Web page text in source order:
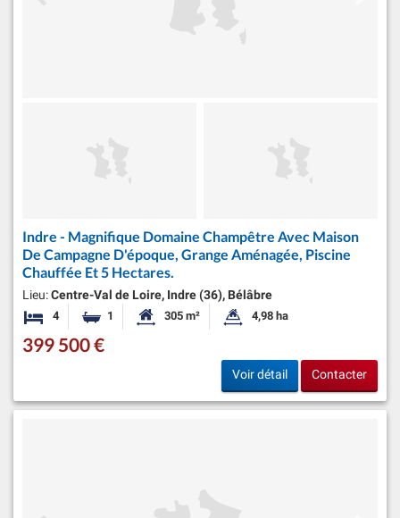
Indre - Magnifique Domaine Champêtre Avec Maison
De Campagne D'époque, Grange Aménagée, Piscine
Chauffée Et 5 Hectares.
Lieu:Centre-Val de Loire, Indre (36), Bélâbre
4 Chambres1 Salle de bainSurface habitable:
305 m² Superficie du terrain:
4,98 ha
399 500 €
Voir détail Contacter